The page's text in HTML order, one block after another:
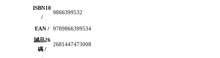
ISBN10
/
9866399532
EAN /
9789866399534
誠品26
碼 /
2681447473008